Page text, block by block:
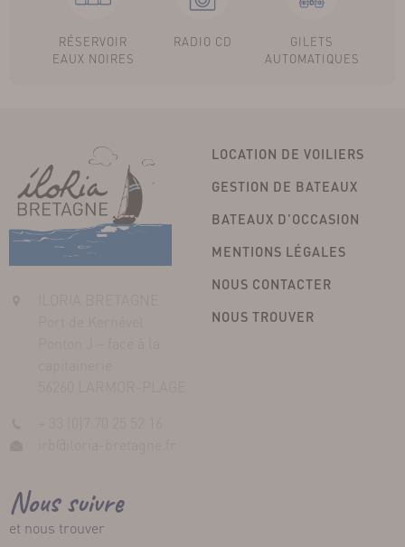
RÉSERVOIR
EAUX NOIRES
RADIO CD
GILETS
AUTOMATIQUES
LOCATION DE VOILIERS
GESTION DE BATEAUX
BATEAUX D'OCCASION
MENTIONS LÉGALES
NOUS CONTACTER
NOUS TROUVER
Nous suivre
et nous trouver